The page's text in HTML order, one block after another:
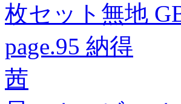
枚セット無地
page.95 納得
茜